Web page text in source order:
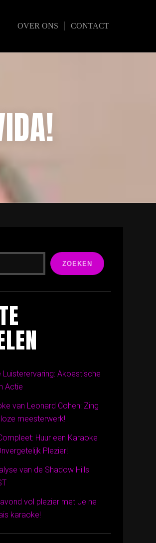
OVER ONS CONTACT
ZOEKEN
Luisterervaring: Akoestische
Actie
van Leonard Cohen: Zing
meesterwerk!
Huur een Karaoke
Plezier!
van de Shadow Hills
vol plezier met Je ne
karaoke!